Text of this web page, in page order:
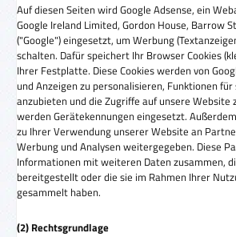
Auf diesen Seiten wird Google Adsense, ein
Google Ireland Limited, Gordon House, Barrow
("Google") eingesetzt, um Werbung
schalten. Dafür speichert Ihr Browser Cookies
Ihrer Festplatte. Diese Cookies werden von
und Anzeigen zu personalisieren, Funktionen
anzubieten und die Zugriffe auf unsere Website
werden Gerätekennungen eingesetzt.
zu Ihrer Verwendung unserer Website an
Werbung und Analysen weitergegeben. Diese
Informationen mit weiteren Daten zusammen,
bereitgestellt oder die sie im Rahmen Ihrer
gesammelt haben.
(2) Rechtsgrundlage